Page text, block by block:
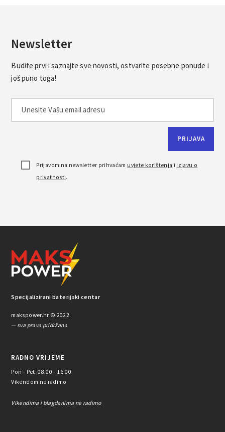
Newsletter
Budite prvi i saznajte sve novosti, ostvarite posebne ponude i
još puno toga!
Prijavom na newsletter prihvaćam uvjete korištenja i izjavu o
privatnosti.
Specijalizirani baterijski centar
makspower.hr © 2022.
— sva prava pridržana
RADNO VRIJEME
Pon - Pet: 08:00 - 16:00
Vikendom ne radimo
Vikendima i blagdanima ne radimo